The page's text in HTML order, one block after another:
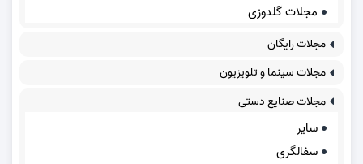
مجلات گلدوزی
مجلات رایگان
مجلات سینما و تلویزیون
مجلات صنایع دستی
سایر
سفالگری